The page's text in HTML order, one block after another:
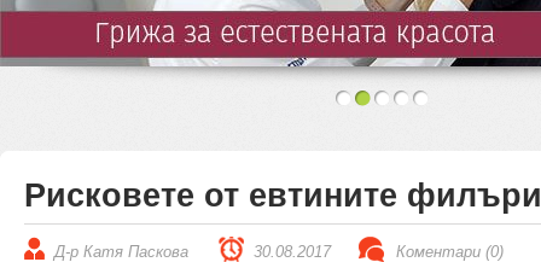
Рисковете от евтините филъри
Д-р Катя Паскова 30.08.2017 Коментари (0)